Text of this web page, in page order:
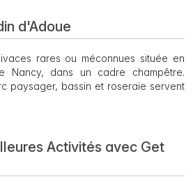
d'Adoue
rares ou méconnues située en
Nancy, dans un cadre champêtre.
paysager, bassin et roseraie servent
Activités avec Get